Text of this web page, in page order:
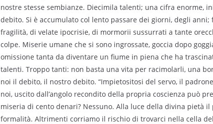
nostre stesse sembianze. Diecimila talenti; una cifra enorme,
debito. Si è accumulato col lento passare dei giorni, degli
fragilità, di velate ipocrisie, di mormorii sussurrati a tante
colpe. Miserie umane che si sono ingrossate, goccia dopo
omissione tanta da diventare un fiume in piena che ha
talenti. Troppo tanti: non basta una vita per racimolarli, una
noi il debito, il nostro debito. “Impietositosi del servo, il
noi, uscito dall’angolo recondito della propria coscienza può
miseria di cento denari? Nessuno. Alla luce della divina pietà
formalità. Altrimenti corriamo il rischio di trovarci nella cella